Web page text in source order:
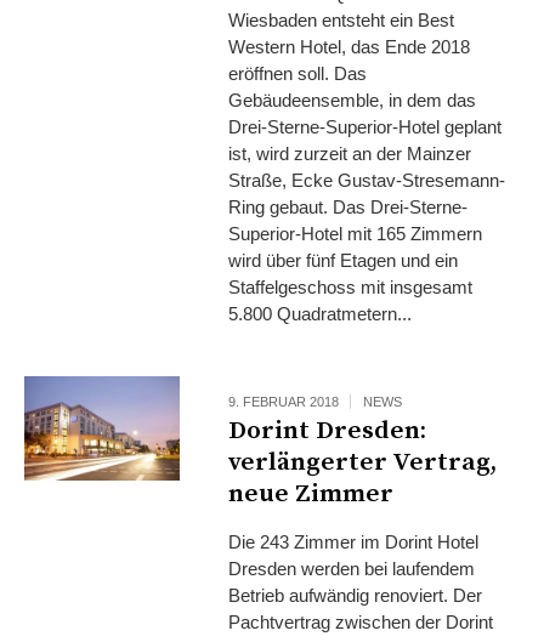
Wiesbaden entsteht ein Best
Western Hotel, das Ende 2018
eröffnen soll. Das
Gebäudeensemble, in dem das
Drei-Sterne-Superior-Hotel geplant
ist, wird zurzeit an der Mainzer
Straße, Ecke Gustav-Stresemann-
Ring gebaut. Das Drei-Sterne-
Superior-Hotel mit 165 Zimmern
wird über fünf Etagen und ein
Staffelgeschoss mit insgesamt
5.800 Quadratmetern...
9. FEBRUAR 2018 NEWS
Dorint Dresden:
verlängerter Vertrag,
neue Zimmer
Die 243 Zimmer im Dorint Hotel
Dresden werden bei laufendem
Betrieb aufwändig renoviert. Der
Pachtvertrag zwischen der Dorint